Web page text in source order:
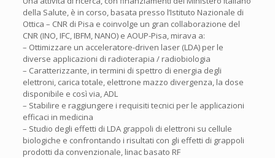
della Salute, è in corso, basata presso l’Istituto Nazionale di
Ottica – CNR di Pisa e coinvolge un gran collaborazione del
CNR (INO, IFC, IBFM, NANO) e AOUP-Pisa, mirava a:
– Ottimizzare un acceleratore-driven laser (LDA) per le
diverse applicazioni di radioterapia / radiobiologia
– Caratterizzante, in termini di spettro di energia degli
elettroni, carica totale, elettrone mazzo divergenza, la dose
disponibile e così via, ADL
– Stabilire e raggiungere i requisiti tecnici per le applicazioni
efficaci in medicina
– Studio degli effetti di LDA grappoli di elettroni su cellule
biologiche e confrontando i risultati con gli effetti di grappoli
prodotti da convenzionale, linac basato RF